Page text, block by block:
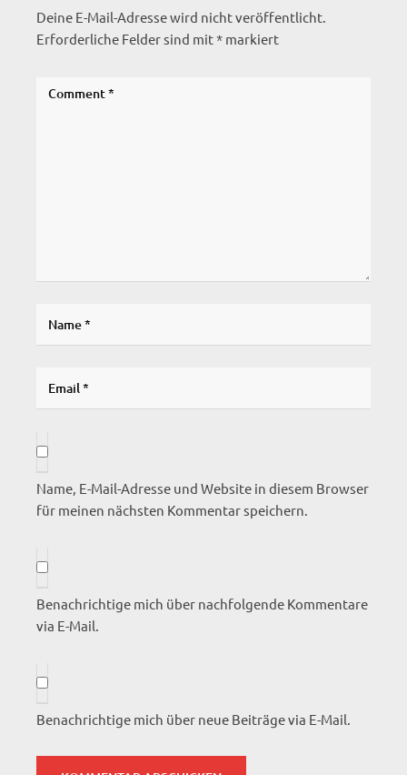
Deine E-Mail-Adresse wird nicht veröffentlicht.
Erforderliche Felder sind mit* markiert
Name, E-Mail-Adresse und Website in diesem Browser
für meinen nächsten Kommentar speichern.
Benachrichtige mich über nachfolgende Kommentare
via E-Mail.
Benachrichtige mich über neue Beiträge via E-Mail.